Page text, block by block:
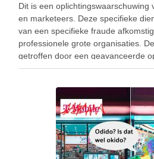
Dit is een oplichtingswaarschuwing
en marketeers. Deze specifieke
van een specifieke fraude
professionele grote organisaties.
getroffen door een geavanceerde
zakelijke voorstellen van een